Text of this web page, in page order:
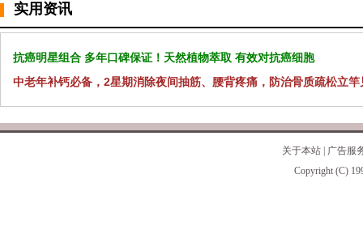
实用资讯
抗癌明星组合 多年口碑保证！天然植物萃取 有效对抗癌细胞
中老年补钙必备，2星期消除夜间抽筋、腰背疼痛，防治骨质疏松立竿
关于本站
广告服
Copyright (C)